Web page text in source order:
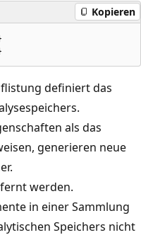
Kopieren
definiert das
als das
generieren neue
werden.
in einer Sammlung
Speichers nicht